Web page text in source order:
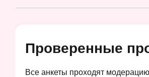
Проверенные
Все анкеты проходят